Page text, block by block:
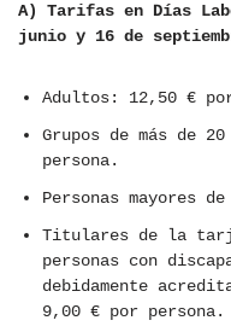
A) Tarifas en Días
junio y 16 de
Adultos: 12,50 €
Grupos de más de
persona.
Personas mayores
Titulares de la
personas con
debidamente
9,00 € por persona.